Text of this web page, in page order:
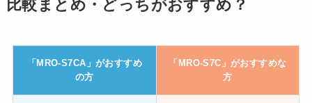
比較まとめ・どっちがおすすめ？
「MRO-S7CA」がおすすめ
の方
「MRO-S7C」がおすすめな
方